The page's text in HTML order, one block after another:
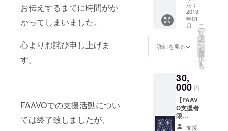
お伝えするまでに時間がか
かってしまいました。
心よりお詫び申し上げま
す。
FAAVOでの支援活動につい
ては終了致しましたが、
れてお
らず、
このク
ラウド
ファン
ディン
入らな
いもの
です。
デザイ
ンハン
カチタ
オル
×2ヶ
（「漱
（SOU
）」
「綾
（AYA
）」
×1ヶ）
■弓濵瑞
織ハン
カチタ
定：
2013
年01
月
詳細を見る
こ
の
リ
タ
ー
ン
を
選
択
す
る
30,
000 円
【FAAV
O支援者
限
定！】
支援